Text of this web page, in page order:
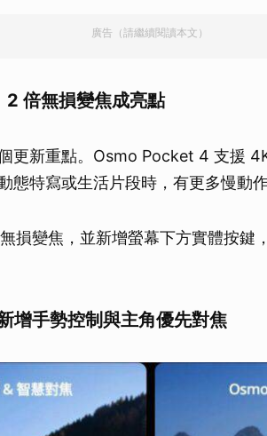
廣告（請繼續閱讀本文）
倍無損變焦成亮點
更新重點。Osmo Pocket 4 支援
態特寫或生活片段時，有更多慢動作
損變焦，並新增螢幕下方實體按鍵
增手勢控制與主角優先對焦